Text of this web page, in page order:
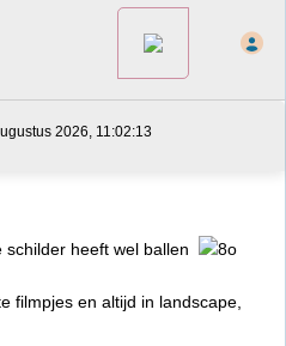
2026, 11:02:13
schilder heeft wel ballen
filmpjes en altijd in landscape,